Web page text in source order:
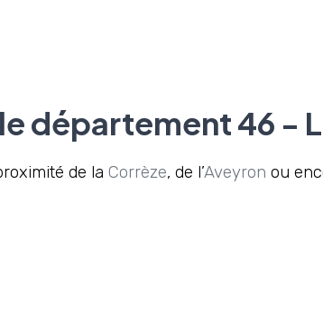
département 46 -
de la Corrèze, de l’Aveyron ou